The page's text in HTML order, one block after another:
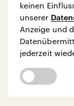
keinen
unserer
Anzeige und
jederzeit